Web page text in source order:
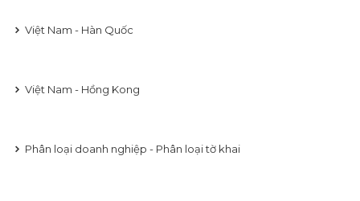
Việt Nam - Hàn Quốc
Việt Nam - Hồng Kong
Phân loại doanh nghiệp - Phân loại tờ khai